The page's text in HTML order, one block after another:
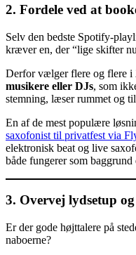
2. Fordele ved at
Selv den bedste Spotify-
kræver en, der “lige skifter
Derfor vælger flere og flere i
musikere eller DJs, som
stemning, læser rummet og
En af de mest populære
saxofonist til privatfest via
elektronisk beat og live
både fungerer som baggrund
3. Overvej lydsetup
Er der gode højttalere på
naboerne?